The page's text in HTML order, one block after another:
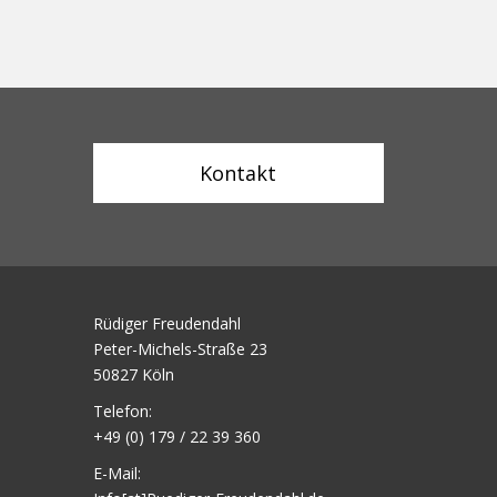
Kontakt
Rüdiger Freudendahl
Peter-Michels-Straße 23
50827 Köln
Telefon:
+49 (0) 179 / 22 39 360
E-Mail: